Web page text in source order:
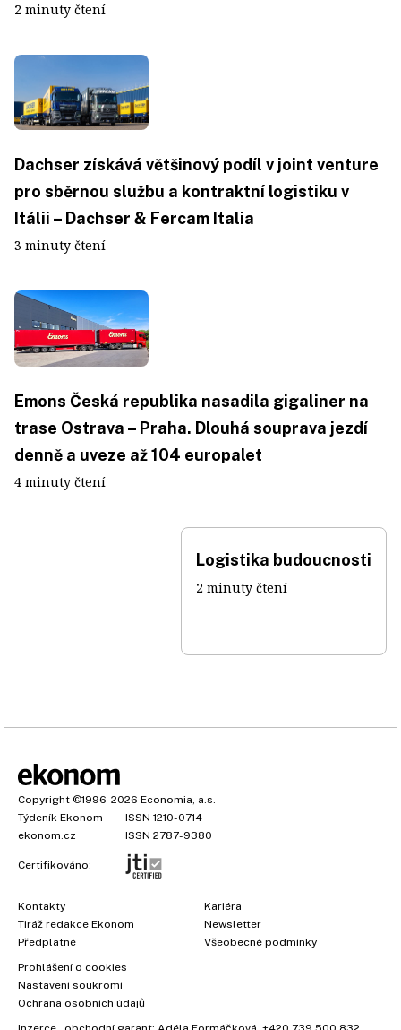
2 minuty čtení
Dachser získává většinový podíl v joint venture
pro sběrnou službu a kontraktní logistiku v
Itálii – Dachser & Fercam Italia
3 minuty čtení
Emons Česká republika nasadila gigaliner na
trase Ostrava – Praha. Dlouhá souprava jezdí
denně a uveze až 104 europalet
4 minuty čtení
Logistika budoucnosti
2 minuty čtení
Copyright ©1996-2026 Economia, a.s.
Týdeník Ekonom
ISSN 1210-0714
ekonom.cz
ISSN 2787-9380
Certifikováno:
Kontakty
Tiráž redakce Ekonom
Předplatné
Kariéra
Newsletter
Všeobecné podmínky
Prohlášení o cookies
Nastavení soukromí
Ochrana osobních údajů